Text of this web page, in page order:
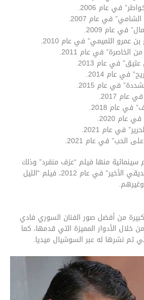
في عام 2006.
في عام 2007.
في عام 2009.
عمرو التميمي” في عام 2010.
في عام 2011.
في عام 2013.
في عام 2014.
في عام 2015.
2017.
عام 2018.
عام 2020.
في عام 2021.
في عام 2021.
منها فيلم “عزف منفرد” وذلك
في عام 2018، فيلم “صديقي الأخير” في عام 2012، فيلم “الليل
من أفضل صور الفنان السوري فادي
الأدوار المميزة التي قدمها، كما
تم نشرها له عبر السوشيال ميديا.